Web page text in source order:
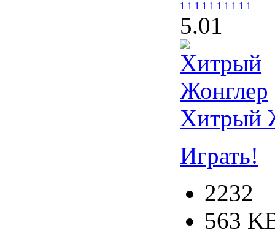
1 1 1 1 1 1 1 1 1 1
5.01
Хитрый
Играть!
2232
563